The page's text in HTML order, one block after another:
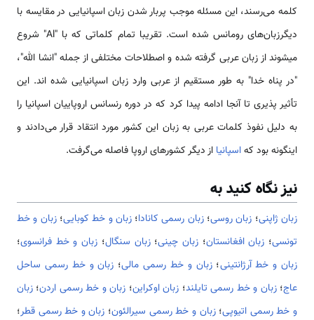
کلمه می‌رسند، این مسئله موجب پربار شدن زبان اسپانیایی در مقایسه با
دیگرزبان‌های رومانس شده است. تقریبا تمام کلماتی که با "Al" شروع
میشوند از زبان عربی گرفته شده و اصطلاحات مختلفی از جمله "انشا الله"،
"در پناه خدا" به طور مستقیم از عربی وارد زبان اسپانیایی شده اند. این
تأثیر پذیری تا آنجا ادامه پیدا کرد که در دوره رنسانس اروپاییان اسپانیا را
به دلیل نفوذ کلمات عربی به زبان این کشور مورد انتقاد قرار می‌دادند و
اینگونه بود کهاسپانیا از دیگر کشور‌های اروپا فاصله می‌گرفت.
نیز نگاه کنید به
زبان ژاپنی؛ زبان روسی؛زبان رسمی کانادا؛زبان و خط کوبایی؛زبان و خط
تونسی؛ زبان افغانستان؛زبان چینی؛زبان سنگال؛ زبان و خط فرانسوی؛
زبان و خط آرژانتینی؛زبان و خط رسمی مالی؛ زبان و خط رسمی ساحل
عاج؛زبان و خط رسمی تایلند؛ زبان اوکراین؛ زبان و خط رسمی اردن؛ زبان
و خط رسمی اتیوپی؛زبان و خط رسمی سیرالئون؛ زبان و خط رسمی قطر؛